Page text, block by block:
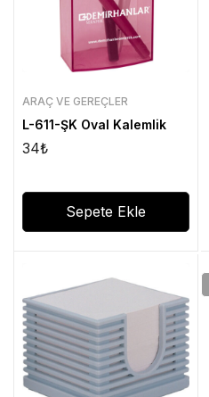
ARAÇ VE GEREÇLER
L-611-ŞK Oval Kalemlik
34₺
Sepete Ekle